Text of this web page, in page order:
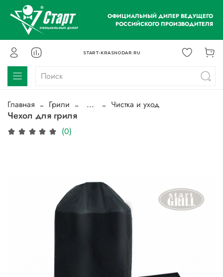
ОФИЦИАЛЬНЫЙ ДИЛЕР ВЕДУЩЕГО
РОССИЙСКОГО ПРОИЗВОДИТЕЛЯ
START-KRASNODAR.RU
Главная Грили ... Чистка и уход
Чехол для гриля
(0)